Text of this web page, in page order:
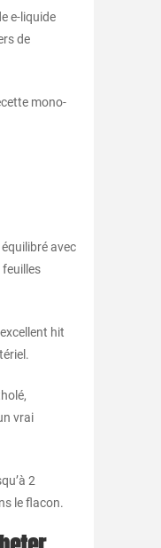
e-liquide
de
mono-
avec
feuilles
hit
vrai
2
le flacon.